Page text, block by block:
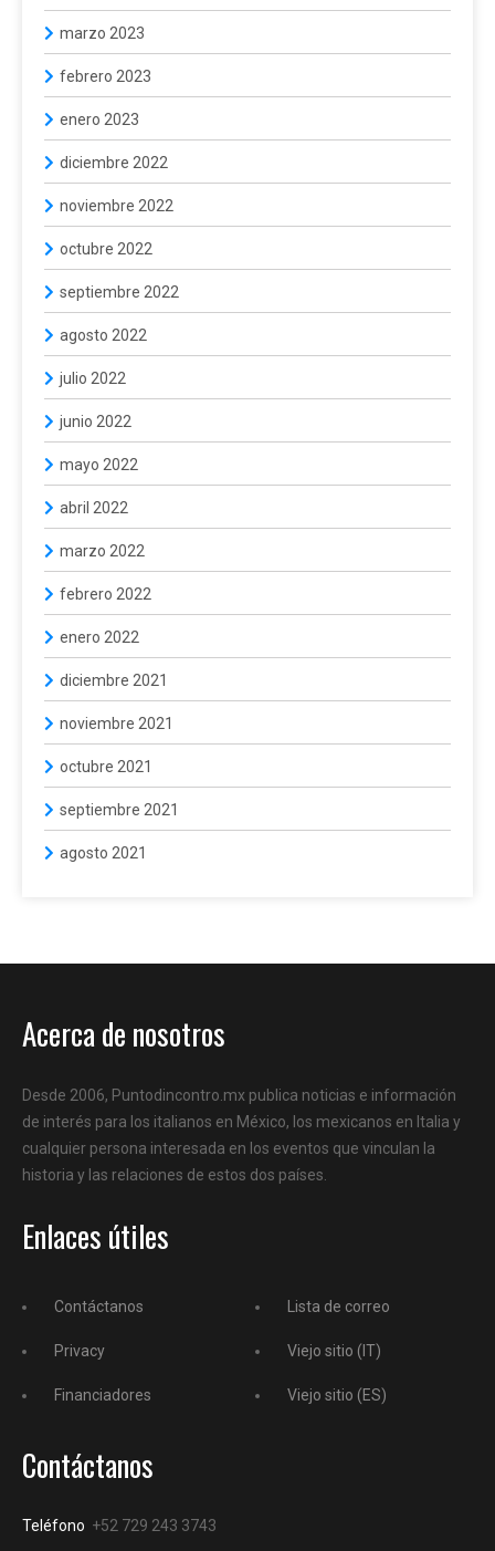
marzo 2023
febrero 2023
enero 2023
diciembre 2022
noviembre 2022
octubre 2022
septiembre 2022
agosto 2022
julio 2022
junio 2022
mayo 2022
abril 2022
marzo 2022
febrero 2022
enero 2022
diciembre 2021
noviembre 2021
octubre 2021
septiembre 2021
agosto 2021
Acerca de nosotros
Desde 2006, Puntodincontro.mx publica noticias e información
de interés para los italianos en México, los mexicanos en Italia y
cualquier persona interesada en los eventos que vinculan la
historia y las relaciones de estos dos países.
Enlaces útiles
Contáctanos
Privacy
Financiadores
Lista de correo
Viejo sitio (IT)
Viejo sitio (ES)
Contáctanos
Teléfono +52 729 243 3743